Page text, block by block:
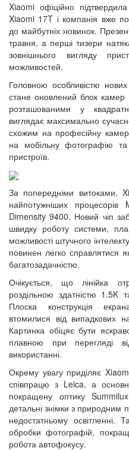
Xiaomi офіційно
Xiaomi 17T і компанія вже
до майбутніх новинок.
травня, а перші тизери
зовнішнього вигляду
можливостей.
Головною особливістю
стане оновлений блок
розташованими у
виглядає максимально
схожим на професійну
на мобільну фотографію та
пристроїв.
За попередніми витоками,
найпотужніших
Dimensity 9400. Новий чіп
швидку роботу системи,
можливості штучного
повинен легко справлятися
багатозадачністю.
Очікується, що лінійка
роздільною здатністю
Плоска конструкція
втомилися від випадкових
Картинка обіцяє бути
плавною при перегляді
використанні.
Окрему увагу приділяє
співпрацю з Leica, а
покращену оптику
детальні знімки з природним
недостатньому освітленні.
обробки фотографій,
робота автофокусу.